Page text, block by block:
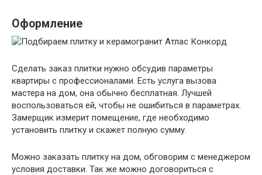
Оформление
Сделать заказ плитки нужно обсудив параметры
квартиры с профессионалами. Есть услуга вызова
мастера на дом, она обычно бесплатная. Лучшей
воспользоваться ей, чтобы не ошибиться в параметрах.
Замерщик измерит помещение, где необходимо
установить плитку и скажет полную сумму.
Можно заказать плитку на дом, обговорим с менеджером
условия доставки. Так же можно договориться с